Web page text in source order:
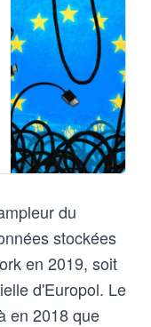
du
stockées
en 2019, soit
d'Europol. Le
en 2018 que